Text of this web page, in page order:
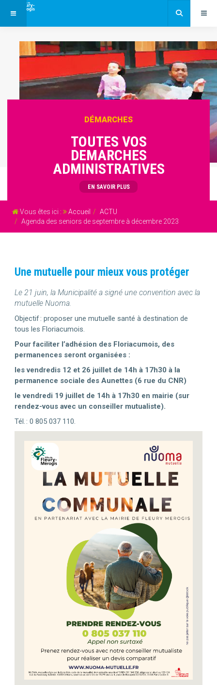
DÉMARCHES
TOUTES VOS
DEMARCHES
ADMINISTRATIVES
EN SAVOIR PLUS
Vous êtes ici : Accueil
ACTU
Agenda des seniors de septembre à décembre 2023
Une mutuelle pour mieux vous protéger
Le 21 juin, la Municipalité a signé une convention avec la
mutuelle Nuoma.
Objectif : proposer une mutuelle santé à destination de
tous les Floriacumois.
Pour faciliter l’adhésion des Floriacumois, des
permanences seront organisées :
les vendredis 12 et 26 juillet de 14h à 17h30 à la
permanence sociale des Aunettes (6 rue du CNR)
le vendredi 19 juillet de 14h à 17h30 en mairie (sur
rendez-vous avec un conseiller mutualiste).
Tél. : 0 805 037 110.